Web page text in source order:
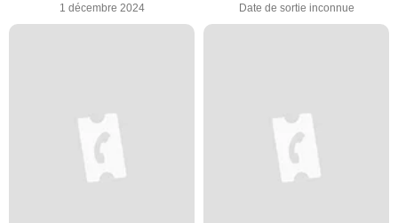
1 décembre 2024 Date de sortie inconnue